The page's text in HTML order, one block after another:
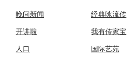
晚间新闻 经典咏流传
开讲啦 我有传家宝
人口 国际艺苑